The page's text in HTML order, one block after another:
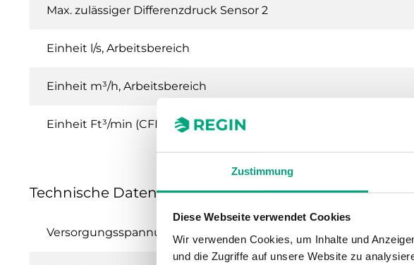
Zustimmung
Diese Webseite verwendet Cookies
Wir verwenden Cookies, um Inhalte und
und die Zugriffe auf unsere Website zu
Max. zulässiger Differenzdruck Sensor 2
Einheit l/s, Arbeitsbereich
Einheit m³/h, Arbeitsbereich
Einheit Ft³/min (CFM), Arbeitsbereich
Technische Daten für PDT...-C – Presigo
Versorgungsspannung